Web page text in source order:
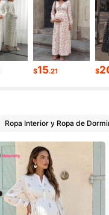
$15.21 $
Ropa Interior y Ropa de